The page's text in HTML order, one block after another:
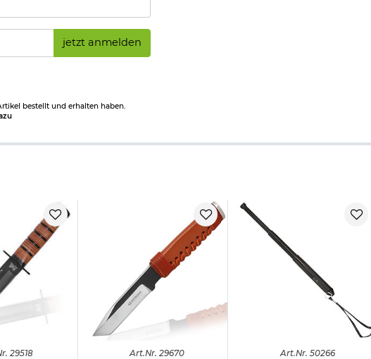
jetzt anmelden
bestellt und erhalten haben.
29518 Art.Nr. 29670 Art.Nr. 50266